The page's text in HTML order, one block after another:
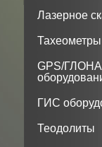
Лазерное
Тахеометры
GPS/
ГИС
Теодолиты